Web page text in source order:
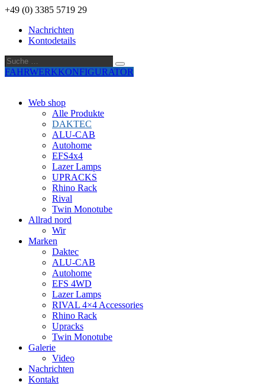
+49 (0) 3385 5719 29
Nachrichten
Kontodetails
Suche
…
Suche
FAHRWERKKONFIGURATOR
Web shop
Alle Produkte
DAKTEC
ALU-CAB
Autohome
EFS4x4
Lazer Lamps
UPRACKS
Rhino Rack
Rival
Twin Monotube
Allrad nord
Wir
Marken
Daktec
ALU-CAB
Autohome
EFS 4WD
Lazer Lamps
RIVAL 4×4 Accessories
Rhino Rack
Upracks
Twin Monotube
Galerie
Video
Nachrichten
Kontakt